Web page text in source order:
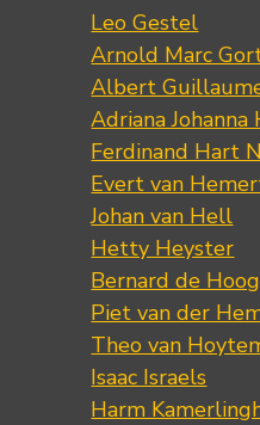
Leo Gestel
Arnold Marc
Albert
Adriana Johanna
Ferdinand Hart
Evert van
Johan van Hell
Hetty Heyster
Bernard de Hoog
Piet van der
Theo van
Isaac Israels
Harm